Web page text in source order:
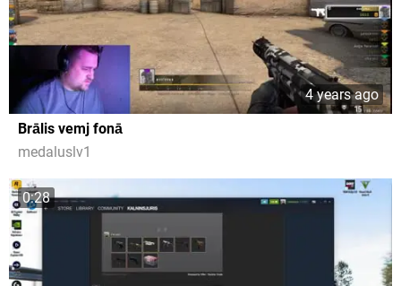
4 years ago
Brālis vemj fonā
medaluslv1
0:28